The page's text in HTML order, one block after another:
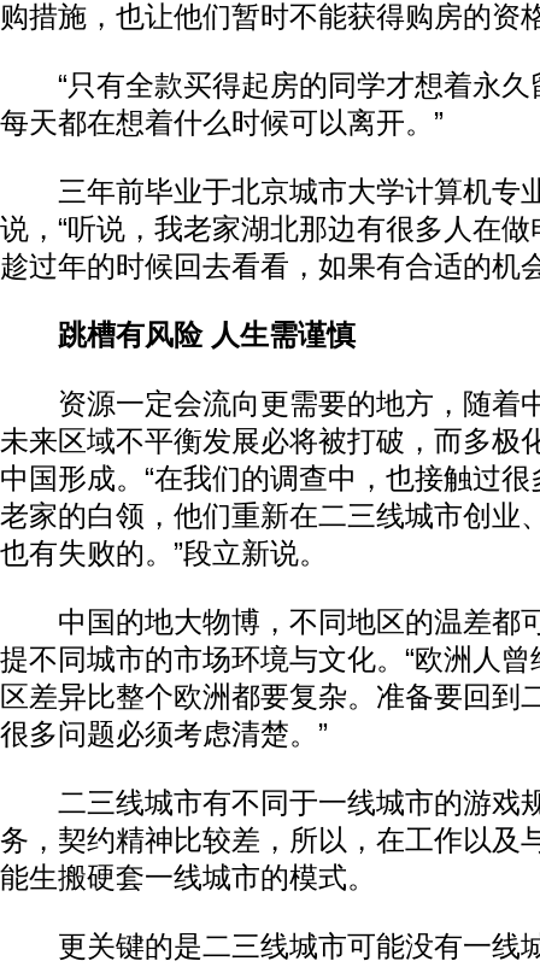
购措施，也让他们暂时不能获得购房的资
“只有全款买得起房的同学才想着永久
每天都在想着什么时候可以离开。”
三年前毕业于北京城市大学计算机专
说，“听说，我老家湖北那边有很多人在
趁过年的时候回去看看，如果有合适的机
跳槽有风险 人生需谨慎
资源一定会流向更需要的地方，随着
未来区域不平衡发展必将被打破，而多极
中国形成。“在我们的调查中，也接触过
老家的白领，他们重新在二三线城市创业
也有失败的。”段立新说。
中国的地大物博，不同地区的温差都
提不同城市的市场环境与文化。“欧洲人
区差异比整个欧洲都要复杂。准备要回到
很多问题必须考虑清楚。”
二三线城市有不同于一线城市的游戏
务，契约精神比较差，所以，在工作以及
能生搬硬套一线城市的模式。
更关键的是二三线城市可能没有一线